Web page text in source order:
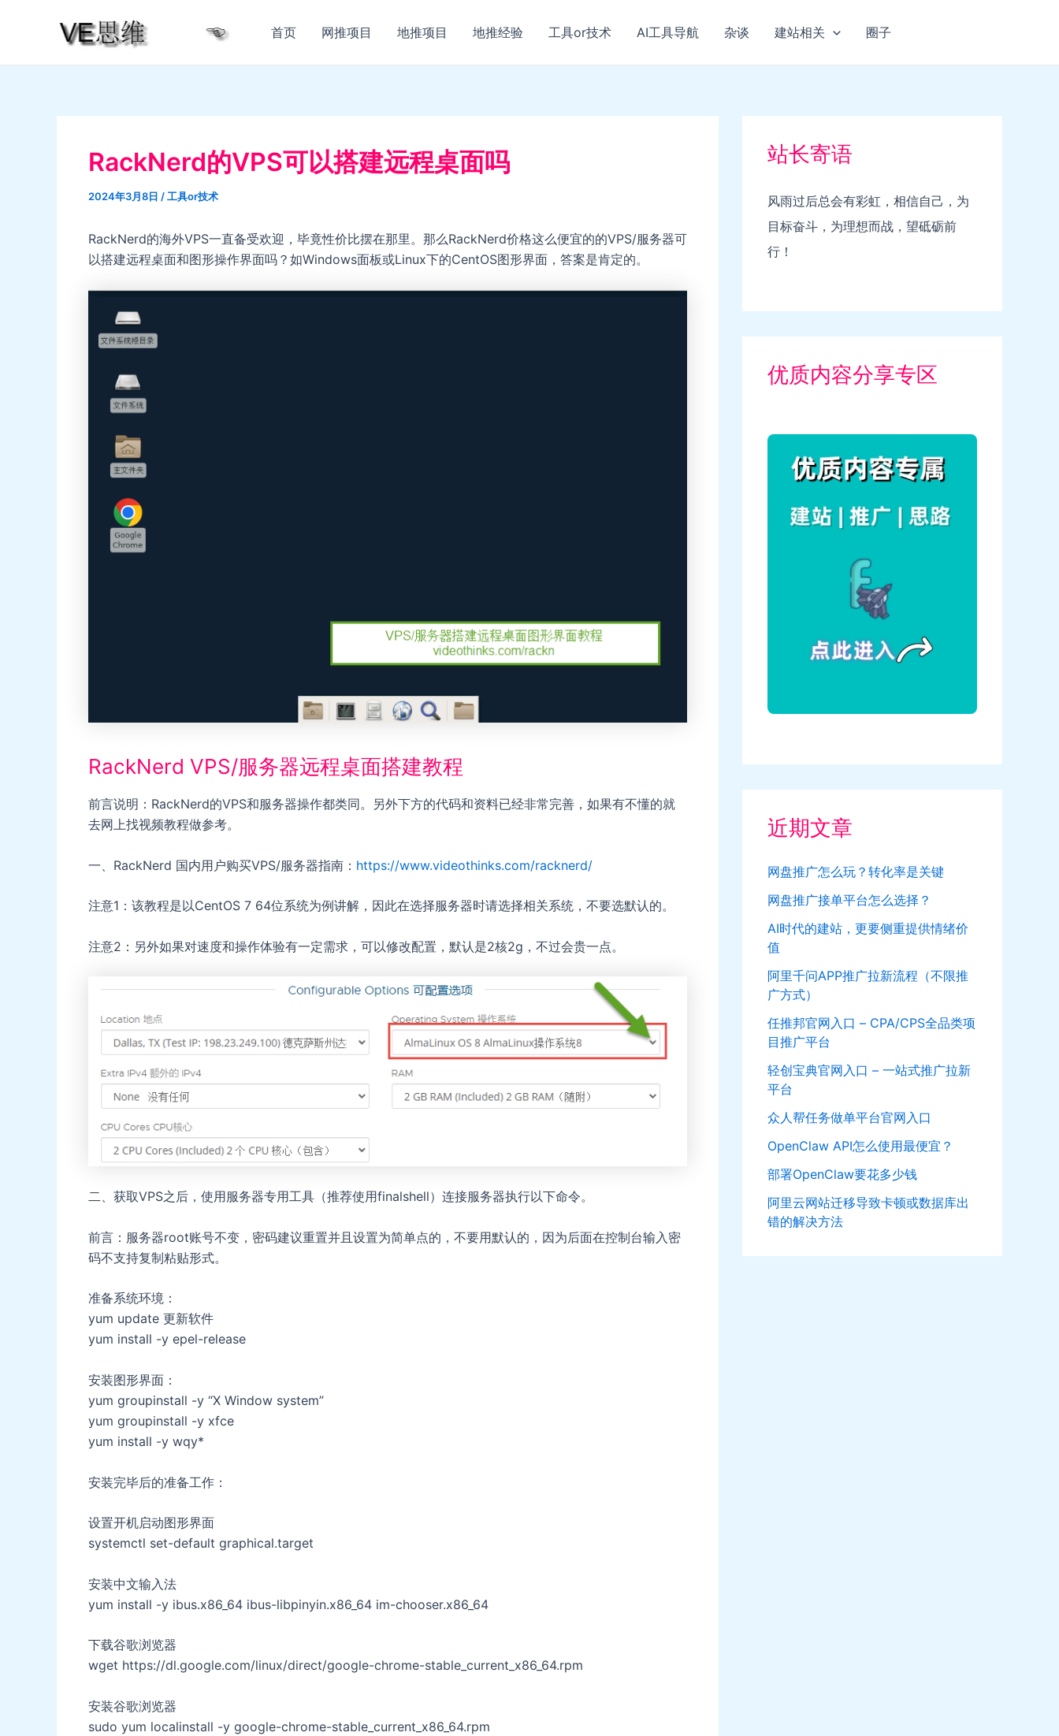
首页 网推项目 地推项目 地推经验 工具or技术 AI工具导航 杂谈 建站相关 圈子
RackNerd的VPS可以搭建远程桌面吗
2024年3月8日 /工具or技术
RackNerd的海外VPS一直备受欢迎，毕竟性价比摆在那里。那么RackNerd价格这么便宜的的VPS/服务器可
以搭建远程桌面和图形操作界面吗？如Windows面板或Linux下的CentOS图形界面，答案是肯定的。
RackNerd VPS/服务器远程桌面搭建教程
前言说明：RackNerd的VPS和服务器操作都类同。另外下方的代码和资料已经非常完善，如果有不懂的就
去网上找视频教程做参考。
一、RackNerd 国内用户购买VPS/服务器指南： https://www.videothinks.com/racknerd/
注意1：该教程是以CentOS 7 64位系统为例讲解，因此在选择服务器时请选择相关系统，不要选默认的。
注意2：另外如果对速度和操作体验有一定需求，可以修改配置，默认是2核2g，不过会贵一点。
二、获取VPS之后，使用服务器专用工具（推荐使用finalshell）连接服务器执行以下命令。
前言：服务器root账号不变，密码建议重置并且设置为简单点的，不要用默认的，因为后面在控制台输入密
码不支持复制粘贴形式。
准备系统环境：
yum update 更新软件
yum install -y epel-release
安装图形界面：
yum groupinstall -y “X Window system”
yum groupinstall -y xfce
yum install -y wqy*
安装完毕后的准备工作：
设置开机启动图形界面
systemctl set-default graphical.target
安装中文输入法
yum install -y ibus.x86_64 ibus-libpinyin.x86_64 im-chooser.x86_64
下载谷歌浏览器
wget https://dl.google.com/linux/direct/google-chrome-stable_current_x86_64.rpm
安装谷歌浏览器
sudo yum localinstall -y google-chrome-stable_current_x86_64.rpm
站长寄语
风雨过后总会有彩虹，相信自己，为
目标奋斗，为理想而战，望砥砺前
行！
优质内容分享专区
近期文章
网盘推广怎么玩？转化率是关键
网盘推广接单平台怎么选择？
AI时代的建站，更要侧重提供情绪价
值
阿里千问APP推广拉新流程（不限推
广方式）
任推邦官网入口 – CPA/CPS全品类项
目推广平台
轻创宝典官网入口 – 一站式推广拉新
平台
众人帮任务做单平台官网入口
OpenClaw API怎么使用最便宜？
部署OpenClaw要花多少钱
阿里云网站迁移导致卡顿或数据库出
错的解决方法